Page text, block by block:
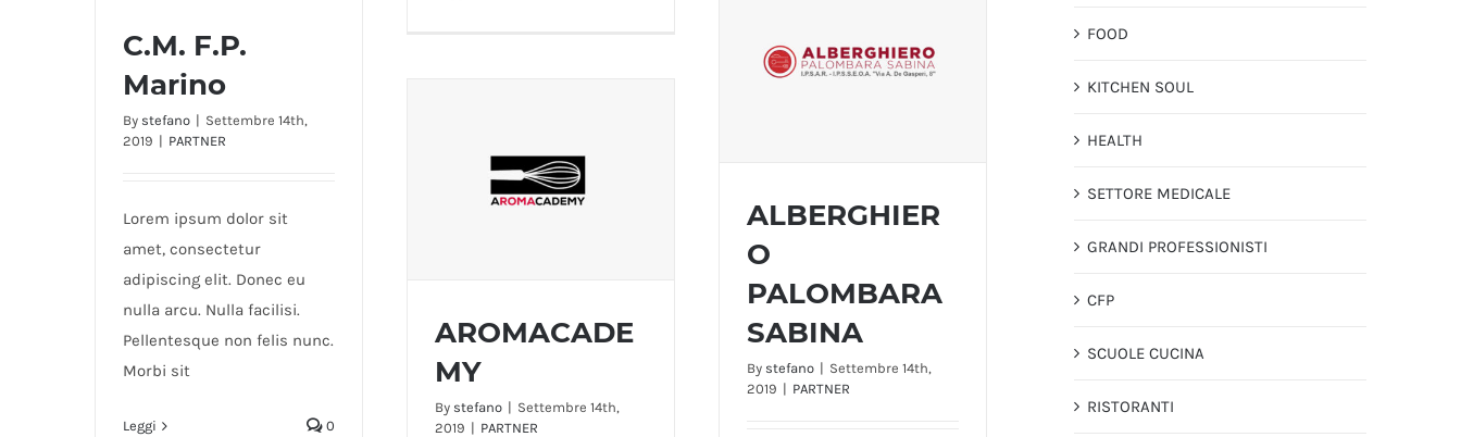
C.M. F.P. Marino
C.M. F.P.
Marino
By stefano | Settembre 14th,
2019 | PARTNER
Lorem ipsum dolor sit
amet, consectetur
adipiscing elit. Donec eu
nulla arcu. Nulla facilisi.
Pellentesque non felis nunc.
Morbi sit
Leggi 0
ALBERGHIERO
PALOMBARA SABINA
ALBERGHIER
O
PALOMBARA
SABINA
By stefano | Settembre 14th,
2019 | PARTNER
AROMACADEMY
AROMACADE
MY
By stefano | Settembre 14th,
2019 | PARTNER
FOOD
KITCHEN SOUL
HEALTH
SETTORE MEDICALE
GRANDI PROFESSIONISTI
CFP
SCUOLE CUCINA
RISTORANTI